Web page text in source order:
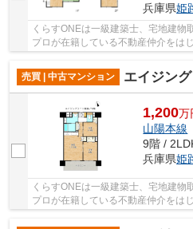
兵庫県姫
くらすONEは一級建築士、宅地建物
プロが在籍している不動産仲介をは
しているお店です♪住まいに関する事
売買 | 中古マンション
エイジン
1,200万
山陽本線
9階 /
兵庫県姫
くらすONEは一級建築士、宅地建物
プロが在籍している不動産仲介をは
しているお店です♪住まいに関する事